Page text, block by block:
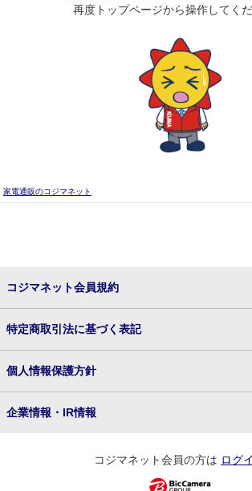
再度トップページから操作してくだ
家電通販のコジマネット
コジマネット会員規約
特定商取引法に基づく表記
個人情報保護方針
企業情報・IR情報
コジマネット会員の方は ログ